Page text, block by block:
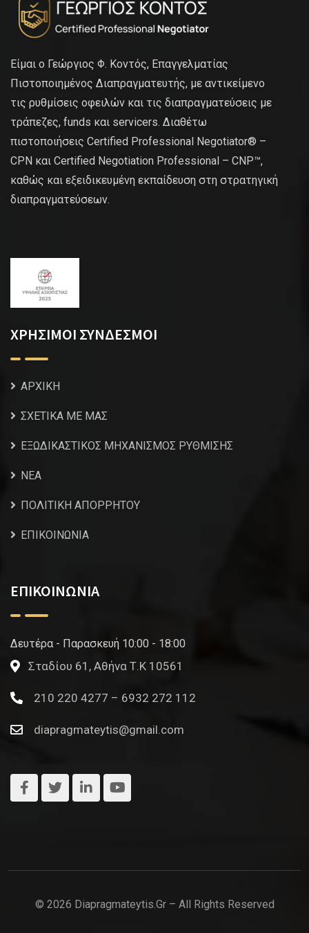
Είμαι ο Γεώργιος Φ. Κοντός, Επαγγελματίας
Πιστοποιημένος Διαπραγματευτής, με αντικείμενο
τις ρυθμίσεις οφειλών και τις διαπραγματεύσεις με
τράπεζες, funds και servicers. Διαθέτω
πιστοποιήσεις Certified Professional Negotiator® –
CPN και Certified Negotiation Professional – CNP™,
καθώς και εξειδικευμένη εκπαίδευση στη στρατηγική
διαπραγματεύσεων.
ΧΡΗΣΙΜΟΙ ΣΥΝΔΕΣΜΟΙ
ΑΡΧΙΚΗ
ΣΧΕΤΙΚΑ ΜΕ ΜΑΣ
ΕΞΩΔΙΚΑΣΤΙΚΟΣ ΜΗΧΑΝΙΣΜΟΣ ΡΥΘΜΙΣΗΣ
NEA
ΠΟΛΙΤΙΚΗ ΑΠΟΡΡΗΤΟΥ
ΕΠΙΚΟΙΝΩΝΙΑ
ΕΠΙΚΟΙΝΩΝΙΑ
Δευτέρα - Παρασκευή 10:00 - 18:00
Σταδίου 61, Αθήνα Τ.Κ 10561
210 220 4277 – 6932 272 112
diapragmateytis@gmail.com
© 2026 Diapragmateytis.gr – All Rights Reserved